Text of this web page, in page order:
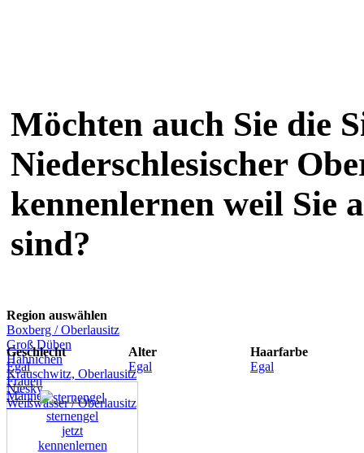
Möchten auch Sie die
Niederschlesischer
kennenlernen weil Sie
sind?
Region auswählen
Boxberg / Oberlausitz
Groß Düben
Hähnichen
Krauschwitz, Oberlausitz
Niesky
Weißwasser / Oberlausitz
Geschlecht
Egal
Frauen
Männer
Alter
Egal
Haarfarbe
Egal
sternengel
jetzt
kennenlernen